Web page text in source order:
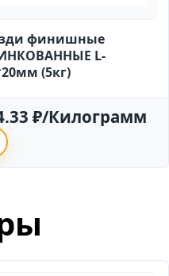
финишные
L-
(5кг)
₽/Килограмм